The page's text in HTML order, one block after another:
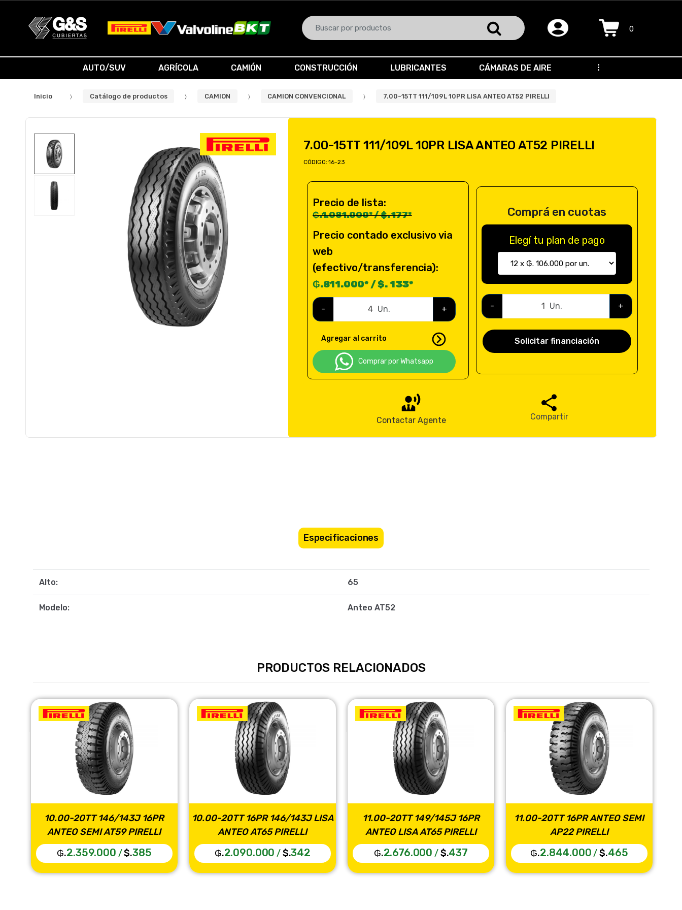
B
u
c
a
r
p
r
0
AUTO/SUV AGRÍCOLA CAMIÓN CONSTRUCCIÓN LUBRICANTES CÁMARAS DE AIRE ...
Inicio Catálogo de productos CAMION CAMION CONVENCIONAL 7.00-15TT 111/109L 10PR LISA ANTEO AT52 PIRELLI
7.00-15TT 111/109L 10PR LISA ANTEO AT52 PIRELLI
CÓDIGO:16-23
Precio de lista:
₲.1.081.000* / $. 177*
Precio contado exclusivo via
web
(efectivo/transferencia):
₲.811.000* / $. 133*
- Un. +
Agregar al carrito
Comprar por Whatsapp
Comprá en cuotas
Elegí tu plan de pago
- Un. +
Solicitar financiación
Contactar Agente Compartir
Especificaciones
Alto: 65
Modelo: Anteo AT52
PRODUCTOS RELACIONADOS
10.00-20TT 16PR 146/143J LISA
ANTEO AT65 PIRELLI
₲.2.090.000/$.342
11.00-20TT 149/145J 16PR
ANTEO LISA AT65 PIRELLI
₲.
2.676.000/$.437
11.00-20TT 16PR ANTEO SEMI
AP22 PIRELLI
₲.2.844.000/$.465
11.00-22TT 16PR 150/146J
ANTEO LISA AT65 PIRELLI
₲.2.720.000/$.444
155/